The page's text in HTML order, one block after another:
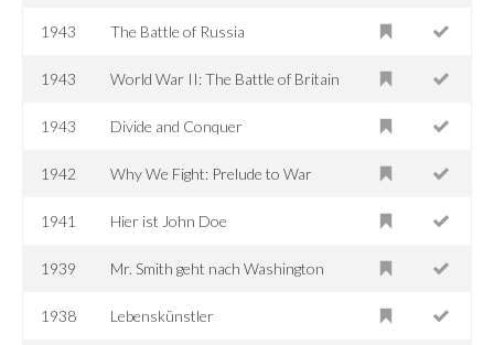
1943 The Battle of Russia
1943 World War II: The Battle of Britain
1943 Divide and Conquer
1942 Why We Fight: Prelude to War
1941 Hier ist John Doe
1939 Mr. Smith geht nach Washington
1938 Lebenskünstler